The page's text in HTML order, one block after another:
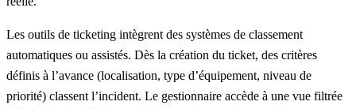
Les outils de ticketing intègrent des systèmes de classement
automatiques ou assistés. Dès la création du ticket, des critères
définis à l’avance (localisation, type d’équipement, niveau de
priorité) classent l’incident. Le gestionnaire accède à une vue filtrée